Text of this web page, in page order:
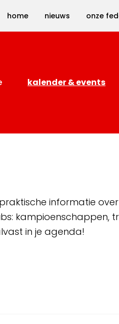
home nieuws onze
kalender & events
praktische informatie
kampioenschappen,
in je agenda!